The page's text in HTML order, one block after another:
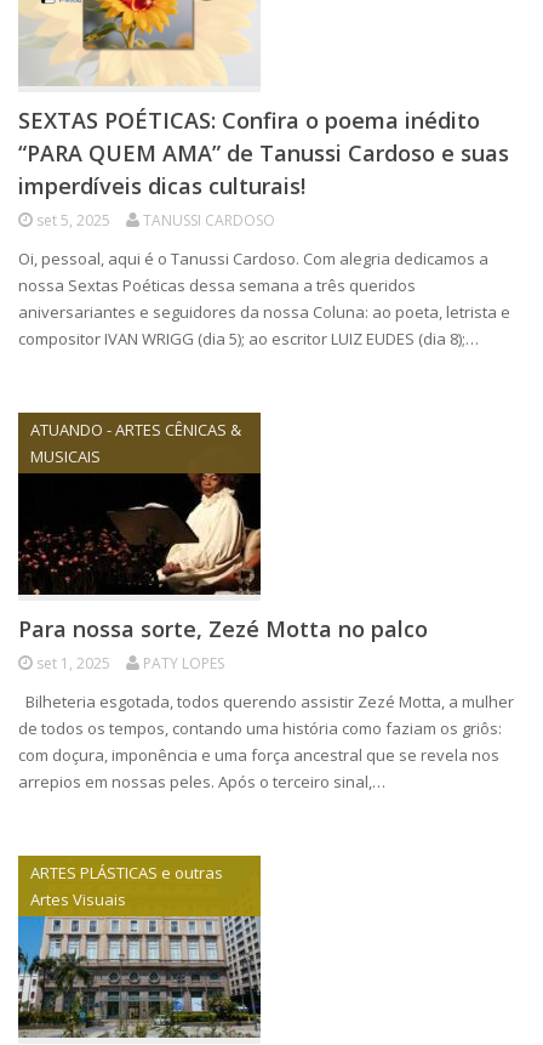
SEXTAS POÉTICAS: Confira o poema inédito
“PARA QUEM AMA” de Tanussi Cardoso e suas
imperdíveis dicas culturais!
set 5, 2025 TANUSSI CARDOSO
Oi, pessoal, aqui é o Tanussi Cardoso. Com alegria dedicamos a
nossa Sextas Poéticas dessa semana a três queridos
aniversariantes e seguidores da nossa Coluna: ao poeta, letrista e
compositor IVAN WRIGG (dia 5); ao escritor LUIZ EUDES (dia 8);…
ATUANDO - ARTES CÊNICAS &
MUSICAIS
Para nossa sorte, Zezé Motta no palco
set 1, 2025 PATY LOPES
Bilheteria esgotada, todos querendo assistir Zezé Motta, a mulher
de todos os tempos, contando uma história como faziam os griôs:
com doçura, imponência e uma força ancestral que se revela nos
arrepios em nossas peles. Após o terceiro sinal,…
ARTES PLÁSTICAS e outras
Artes Visuais